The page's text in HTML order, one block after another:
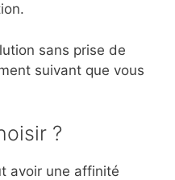
sans prise de
suivant que vous
?
avoir une affinité